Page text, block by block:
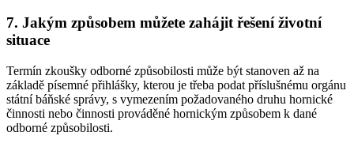
7. Jakým způsobem můžete zahájit řešení životní
situace
Termín zkoušky odborné způsobilosti může být stanoven až na
základě písemné přihlášky, kterou je třeba podat příslušnému orgánu
státní báňské správy, s vymezením požadovaného druhu hornické
činnosti nebo činnosti prováděné hornickým způsobem k dané
odborné způsobilosti.